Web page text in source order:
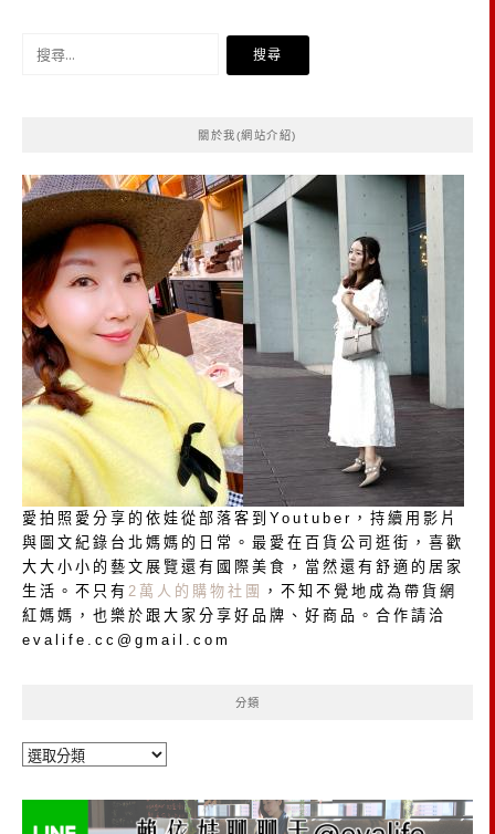
關於我(網站介紹)
愛拍照愛分享的依娃從部落客到Youtuber，持續用影片
與圖文紀錄台北媽媽的日常。最愛在百貨公司逛街，喜歡
大大小小的藝文展覽還有國際美食，當然還有舒適的居家
生活。不只有 2萬人的購物社團
，不知不覺地成為帶貨網
紅媽媽，也樂於跟大家分享好品牌、好商品。合作請洽
evalife.cc@gmail.com
分類
分